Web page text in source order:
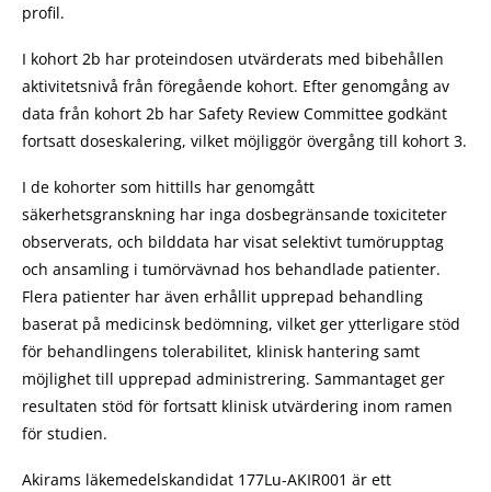
profil.
I kohort 2b har proteindosen utvärderats med bibehållen
aktivitetsnivå från föregående kohort. Efter genomgång av
data från kohort 2b har Safety Review Committee godkänt
fortsatt doseskalering, vilket möjliggör övergång till kohort 3.
I de kohorter som hittills har genomgått
säkerhetsgranskning har inga dosbegränsande toxiciteter
observerats, och bilddata har visat selektivt tumörupptag
och ansamling i tumörvävnad hos behandlade patienter.
Flera patienter har även erhållit upprepad behandling
baserat på medicinsk bedömning, vilket ger ytterligare stöd
för behandlingens tolerabilitet, klinisk hantering samt
möjlighet till upprepad administrering. Sammantaget ger
resultaten stöd för fortsatt klinisk utvärdering inom ramen
för studien.
Akirams läkemedelskandidat 177Lu-AKIR001 är ett